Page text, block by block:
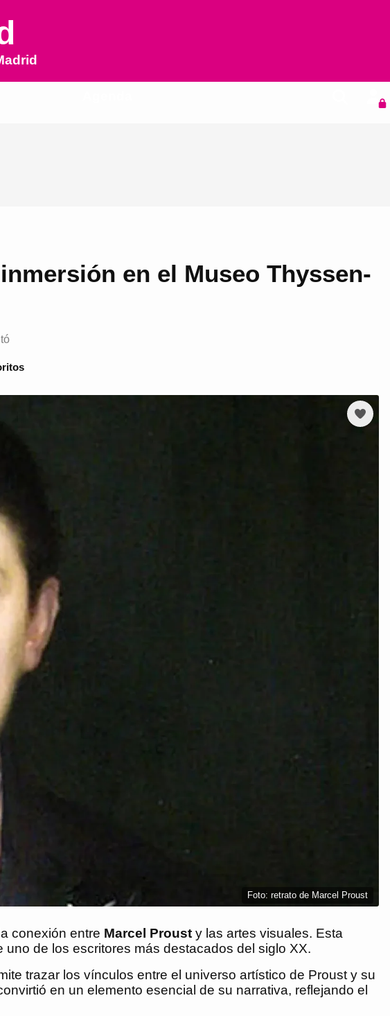
en el Museo Thyssen-
Foto: retrato de Marcel Proust
conexión entre Marcel Proust y las artes visuales. Esta
de los escritores más destacados del siglo XX.
trazar los vínculos entre el universo artístico de Proust y su
en un elemento esencial de su narrativa, reflejando el